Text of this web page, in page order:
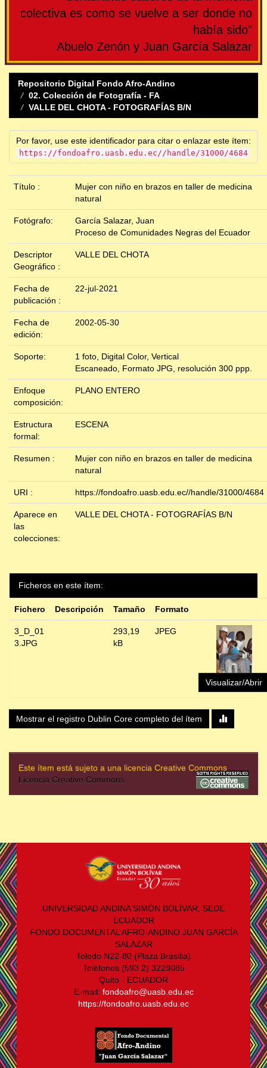
colectiva es como se vuelve a ser donde no
había sido"
Abuelo Zenón y Juan García Salazar
Repositorio Digital Fondo Afro-Andino
02. Colección de Fotografía - FA
VALLE DEL CHOTA - FOTOGRAFÍAS B/N
Por favor, use este identificador para citar o enlazar este ítem:
https://fondoafro.uasb.edu.ec//handle/31000/4684
Título :
Mujer con niño en brazos en taller de medicina
natural
Fotógrafo:
García Salazar, Juan
Proceso de Comunidades Negras del Ecuador
Descriptor
Geográfico :
VALLE DEL CHOTA
Fecha de
publicación :
22-jul-2021
Fecha de
edición:
2002-05-30
Soporte:
1 foto, Digital Color, Vertical
Escaneado, Formato JPG, resolución 300 ppp.
Enfoque
composición:
PLANO ENTERO
Estructura
formal:
ESCENA
Resumen :
Mujer con niño en brazos en taller de medicina
natural
URI : https://fondoafro.uasb.edu.ec//handle/31000/4684
Aparece en
las
colecciones:
VALLE DEL CHOTA - FOTOGRAFÍAS B/N
Ficheros en este ítem:
Fichero Descripción Tamaño Formato
3_D_01
3.JPG
293,19
kB
JPEG
Visualizar/Abrir
Mostrar el registro Dublin Core completo del ítem
Este ítem está sujeto a una licencia Creative Commons
Licencia Creative Commons
UNIVERSIDAD ANDINA SIMÓN BOLÍVAR, SEDE
ECUADOR
FONDO DOCUMENTAL AFRO-ANDINO JUAN GARCÍA
SALAZAR
Toledo N22-80 (Plaza Brasilia)
Teléfonos (593 2) 3228085
Quito - ECUADOR
E-mail: fondoafro@uasb.edu.ec
https://fondoafro.uasb.edu.ec